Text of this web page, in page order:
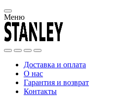
Меню
Доставка и оплата
О нас
Гарантия и возврат
Контакты